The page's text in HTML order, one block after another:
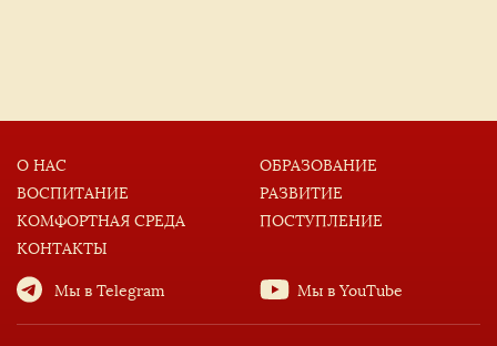
О НАС
ОБРАЗОВАНИЕ
ВОСПИТАНИЕ
РАЗВИТИЕ
КОМФОРТНАЯ СРЕДА
ПОСТУПЛЕНИЕ
КОНТАКТЫ
Мы в Telegram Мы в YouTube